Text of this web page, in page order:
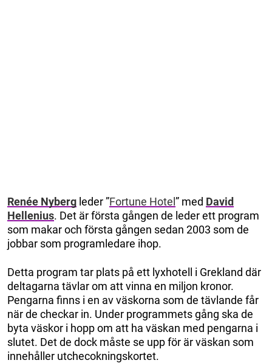
Renée Nyberg leder ”Fortune Hotel ” med David
Hellenius. Det är första gången de leder ett program
som makar och första gången sedan 2003 som de
jobbar som programledare ihop.
Detta program tar plats på ett lyxhotell i Grekland där
deltagarna tävlar om att vinna en miljon kronor.
Pengarna finns i en av väskorna som de tävlande får
när de checkar in. Under programmets gång ska de
byta väskor i hopp om att ha väskan med pengarna i
slutet. Det de dock måste se upp för är väskan som
innehåller utchecokningskortet.